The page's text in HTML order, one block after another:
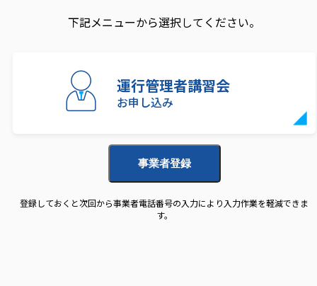
下記メニューから選択してください。
運行管理者講習会
お申し込み
事業者登録
登録しておくと次回から事業者電話番号の入力により入力作業を軽減できま
す。